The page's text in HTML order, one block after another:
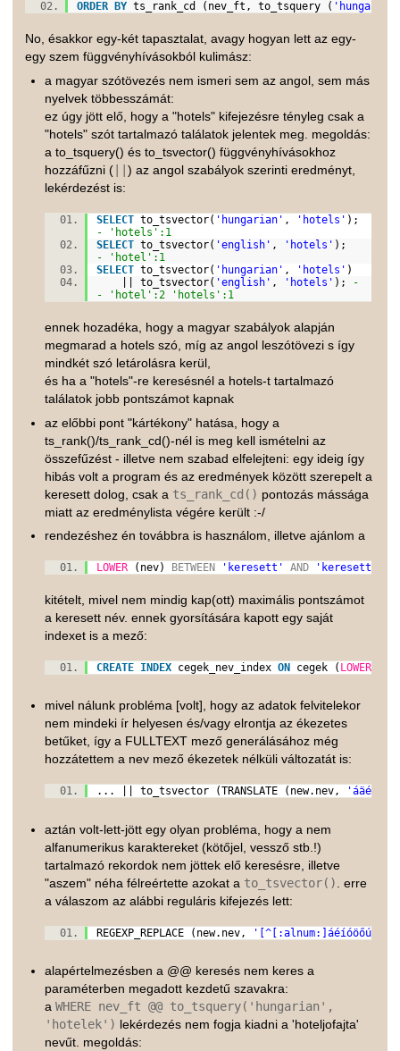
ORDER BY ts_rank_cd (nev_ft, to_tsquery (
No, ésakkor egy-két tapasztalat, avagy hogyan lett az egy-
egy szem függvényhívásokból kulimász:
a magyar szótövezés nem ismeri sem az angol, sem más
nyelvek többesszámát:
ez úgy jött elő, hogy a "hotels" kifejezésre tényleg csak a
"hotels" szót tartalmazó találatok jelentek meg. megoldás:
a to_tsquery() és to_tsvector() függvényhívásokhoz
hozzáfűzni (|| ) az angol szabályok szerinti eredményt,
lekérdezést is:
SELECTto_tsvector( 'hungarian' , 'hotels' );
- 'hotels':1
SELECTto_tsvector( 'english' , 'hotels' );
- 'hotel':1
SELECTto_tsvector( 'hungarian' , 'hotels' )
|| to_tsvector( 'english' , 'hotels' );
-
- 'hotel':2 'hotels':1
ennek hozadéka, hogy a magyar szabályok alapján
megmarad a hotels szó, míg az angol leszótövezi s így
mindkét szó letárolásra kerül,
és ha a "hotels"-re keresésnél a hotels-t tartalmazó
találatok jobb pontszámot kapnak
az előbbi pont "kártékony" hatása, hogy a
ts_rank()/ts_rank_cd()-nél is meg kell ismételni az
összefűzést - illetve nem szabad elfelejteni: egy ideig így
hibás volt a program és az eredmények között szerepelt a
keresett dolog, csak a ts_rank_cd() pontozás mássága
miatt az eredménylista végére került :-/
rendezéshez én továbbra is használom, illetve ajánlom a
LOWER(nev) BETWEEN 'keresett' AND 'keresettz'
kitételt, mivel nem mindig kap(ott) maximális pontszámot
a keresett név. ennek gyorsítására kapott egy saját
indexet is a mező:
CREATE INDEXcegek_nev_index ON cegek ( LOWER
mivel nálunk probléma [volt], hogy az adatok felvitelekor
nem mindeki ír helyesen és/vagy elrontja az ékezetes
betűket, így a FULLTEXT mező generálásához még
hozzátettem a nev mező ékezetek nélküli változatát is:
... || to_tsvector (TRANSLATE (new.nev,
aztán volt-lett-jött egy olyan probléma, hogy a nem
alfanumerikus karaktereket (kötőjel, vessző stb.!)
tartalmazó rekordok nem jöttek elő keresésre, illetve
"aszem" néha félreértette azokat a to_tsvector()
. erre
a válaszom az alábbi reguláris kifejezés lett:
REGEXP_REPLACE (new.nev,
alapértelmezésben a @@ keresés nem keres a
paraméterben megadott kezdetű szavakra:
a WHERE nev_ft @@ to_tsquery('hungarian',
'hotelek') lekérdezés nem fogja kiadni a 'hoteljofajta'
nevűt. megoldás: